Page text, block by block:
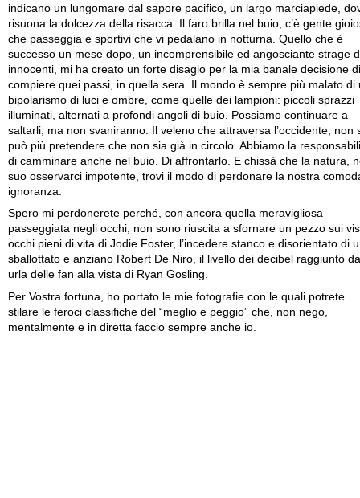
indicano un lungomare dal sapore pacifico, un largo marciapiede,
risuona la dolcezza della risacca. Il faro brilla nel buio, c’è gente
che passeggia e sportivi che vi pedalano in notturna. Quello che è
successo un mese dopo, un incomprensibile ed angosciante strage
innocenti, mi ha creato un forte disagio per la mia banale decisione di
compiere quei passi, in quella sera. Il mondo è sempre più malato di
bipolarismo di luci e ombre, come quelle dei lampioni: piccoli sprazzi
illuminati, alternati a profondi angoli di buio. Possiamo continuare a
saltarli, ma non svaniranno. Il veleno che attraversa l’occidente, non
può più pretendere che non sia già in circolo. Abbiamo la
di camminare anche nel buio. Di affrontarlo. E chissà che la natura,
suo osservarci impotente, trovi il modo di perdonare la nostra
ignoranza.
Spero mi perdonerete perché, con ancora quella meravigliosa
passeggiata negli occhi, non sono riuscita a sfornare un pezzo sui
occhi pieni di vita di Jodie Foster, l’incedere stanco e disorientato di
sballottato e anziano Robert De Niro, il livello dei decibel raggiunto
urla delle fan alla vista di Ryan Gosling.
Per Vostra fortuna, ho portato le mie fotografie con le quali potrete
stilare le feroci classifiche del “meglio e peggio” che, non nego,
mentalmente e in diretta faccio sempre anche io.